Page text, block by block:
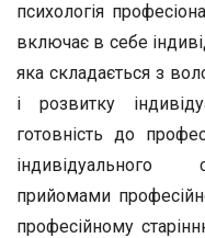
психологія
включає в себе
яка складається з
і розвитку
готовність до
індивідуального
прийомами
професійному